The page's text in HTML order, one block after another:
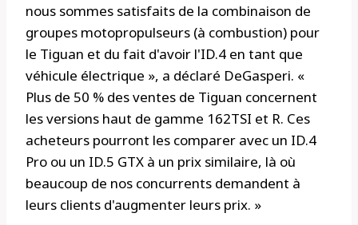
nous sommes satisfaits de la combinaison de
groupes motopropulseurs (à combustion) pour
le Tiguan et du fait d'avoir l'ID.4 en tant que
véhicule électrique », a déclaré DeGasperi. «
Plus de 50 % des ventes de Tiguan concernent
les versions haut de gamme 162TSI et R. Ces
acheteurs pourront les comparer avec un ID.4
Pro ou un ID.5 GTX à un prix similaire, là où
beaucoup de nos concurrents demandent à
leurs clients d'augmenter leurs prix. »